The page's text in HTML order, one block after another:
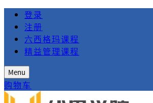
登录
注册
六西格玛课程
精益管理课程
Menu
购物车